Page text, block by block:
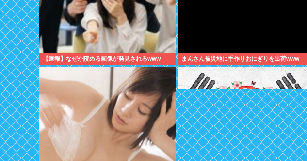
【速報】なぜか読める画像が発見されるwww まんさん被災地に手作りおにぎりを出荷www